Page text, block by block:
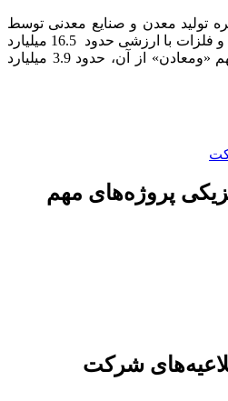
زنجیره تولید معدن و صنایع معدنی توسط
گروه شرکتهای توسعه معادن و فلزات با ارزشی حدود 16.5 میلیارد
یورو در حال اجراست که سهم «ومعادن» از آن، حدود 3.9 میلیارد
پروژه‌های مهم
شرکت